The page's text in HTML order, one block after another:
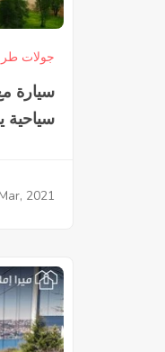
جولات
سيارة
سياحية
Mar, 2021